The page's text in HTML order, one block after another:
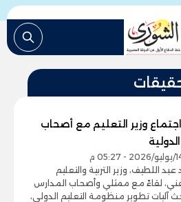
وزير التعليم مع أصحاب
اللطيف، وزير التربية والتعليم
لقاءً مع ممثلي وأصحاب المدارس
آليات تطوير منظومة التعليم الدولي،